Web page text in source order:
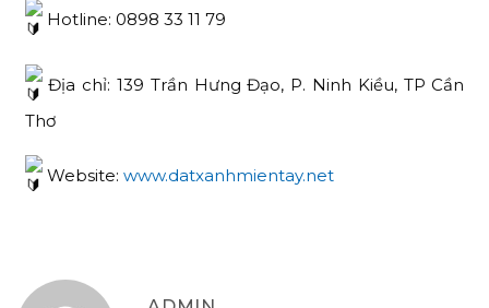
Hotline: 0898 33 11 79
Địa chỉ: 139 Trần Hưng Đạo, P. Ninh Kiều, TP Cần
Thơ
Website: www.datxanhmientay.net